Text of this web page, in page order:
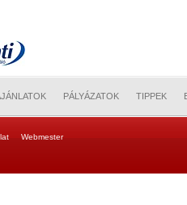
PÁLYÁZATOK TIPPEK
Webmester